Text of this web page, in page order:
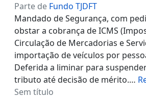
Parte de Fundo TJDFT
Mandado de Segurança, com
obstar a cobrança de ICMS
Circulação de Mercadorias e
importação de veículos por
Deferida a liminar para
tributo até decisão de mérito.…
Sem título